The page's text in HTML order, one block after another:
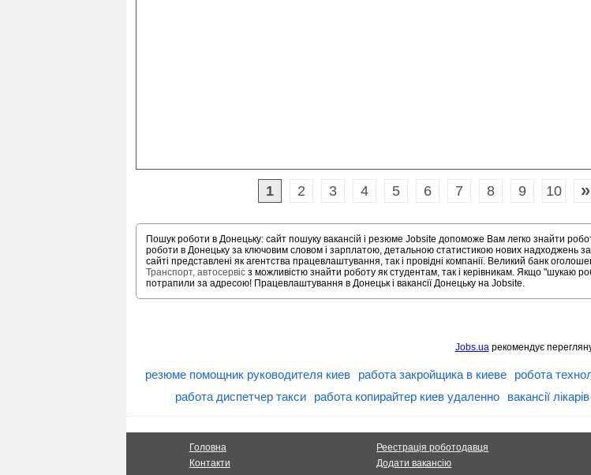
1 2 3 4 5 6 7 8 9 10 »
Пошук роботи в Донецьку: сайт пошуку вакансій і резюме Jobsite допоможе Вам легко знайти
роботи в Донецьку за ключовим словом і зарплатою, детальною статистикою нових надходжень
сайті представлені як агентства працевлаштування, так і провідні компанії. Великий банк
Транспорт, автосервіс з можливістю знайти роботу як студентам, так і керівникам. Якщо "шукаю
потрапили за адресою! Працевлаштування в Донецьк і вакансії Донецьку на Jobsite.
Jobs.uaрекомендує
резюме помощник руководителя киев работа закройщика в киеве робота
работа диспетчер такси
работа копирайтер киев удаленно вакансії
Головна
Контакти
Реестрація роботодавця
Додати вакансію